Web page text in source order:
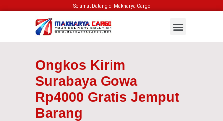
Selamat Datang di Makharya Cargo
Ongkos Kirim
Surabaya Gowa
Rp4000 Gratis Jemput
Barang